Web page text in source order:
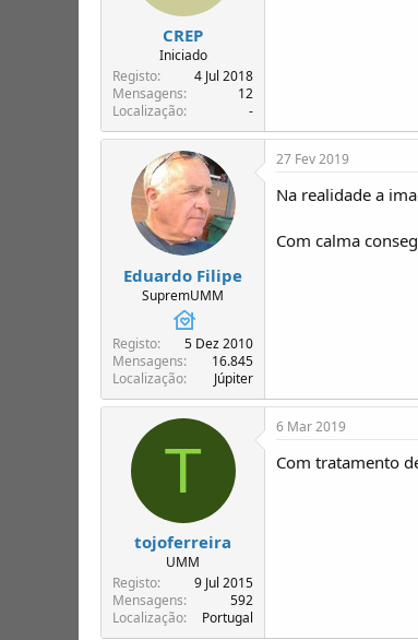
CREP
Iniciado
Registo
4 Jul 2018
Mensagens
12
Localização
-
Eduardo Filipe
SupremUMM
Registo
5 Dez 2010
Mensagens
16.845
Localização
Júpiter
27 Fev 2019
Na realidade a
Com calma
T
tojoferreira
UMM
Registo
9 Jul 2015
Mensagens
592
Localização
Portugal
6 Mar 2019
Com tratamento